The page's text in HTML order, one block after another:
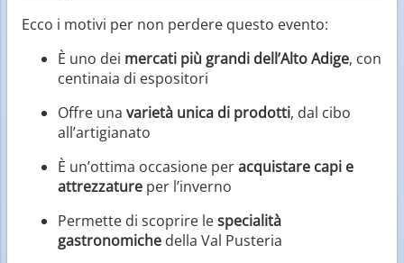
Ecco i motivi per non perdere questo evento:
È uno dei mercati più grandi dell’Alto Adige, con
centinaia di espositori
Offre una varietà unica di prodotti, dal cibo
all’artigianato
È un’ottima occasione peracquistare capi e
attrezzature per l’inverno
Permette di scoprire lespecialità
gastronomiche della Val Pusteria